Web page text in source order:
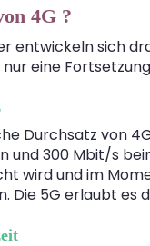
4G ?
entwickeln sich
nur eine
Durchsatz von
und 300 Mbit/s
wird und im
Die 5G erlaubt es